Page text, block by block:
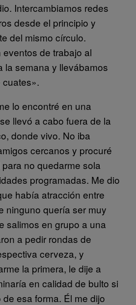
Intercambiamos redes
desde el principio y
del mismo círculo.
de trabajo al
la semana y llevábamos
lo encontré en una
llevó a cabo fuera de la
donde vivo. No iba
cercanos y procuré
no quedarme sola
programadas. Me dio
había atracción entre
ninguno quería ser muy
salimos en grupo a una
a pedir rondas de
cerveza, y
la primera, le dije a
en calidad de bulto si
esa forma. Él me dijo